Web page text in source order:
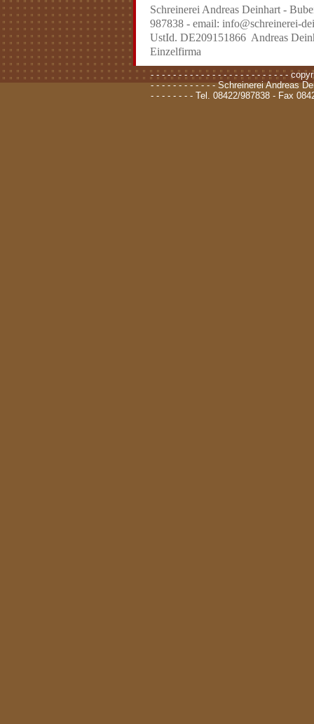
Schreinerei Andreas Deinhart -
987838 - email: info@schreinerei-
UstId. DE209151866 Andreas
Einzelfirma
- - - - - - - - - - - - - - - - - - - - - - - - -
- - - - - - - - - - - - Schreinerei Andreas
- - - - - - - - Tel. 08422/987838 - Fax